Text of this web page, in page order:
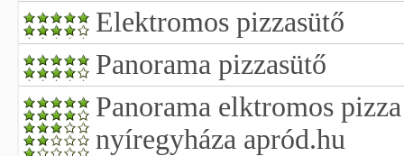
Elektromos pizzasütő
Panorama pizzasütő
Panorama elktromos
nyíregyháza apród.hu